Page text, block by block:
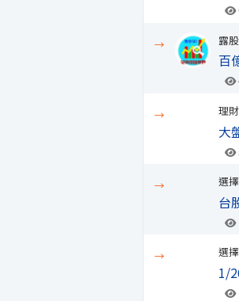
→ 露
百
→ 理
大
→ 選
台
→ 選
1/